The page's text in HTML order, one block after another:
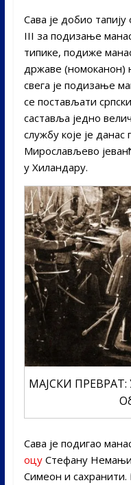
Сава је добио
III за подизање
типике, подиже
државе (номоканон)
свега је подизање
се постављати
саставља једно
службу које је
Мирослављево
у Хиландару.
МАЈСКИ ПРЕВРАТ:
Сава је подигао
оцуСтефану Немањи
Симеон и